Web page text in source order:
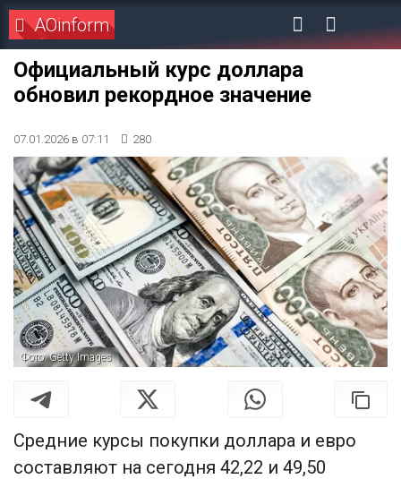
AOinform
Официальный курс доллара
обновил рекордное значение
07.01.2026 в 07:11 280
Фото: Getty Images
Средние курсы покупки доллара и евро
составляют на сегодня 42,22 и 49,50